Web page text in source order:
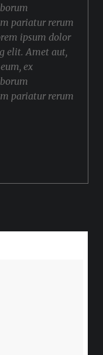
pariatur rerum
ipsum dolor
elit. Amet aut,
ex
pariatur rerum